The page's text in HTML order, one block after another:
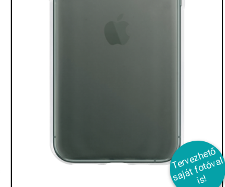
T
er
v
e
z
h
et
ő
s
aj
át
f
ot
ó
v
al
i
s!